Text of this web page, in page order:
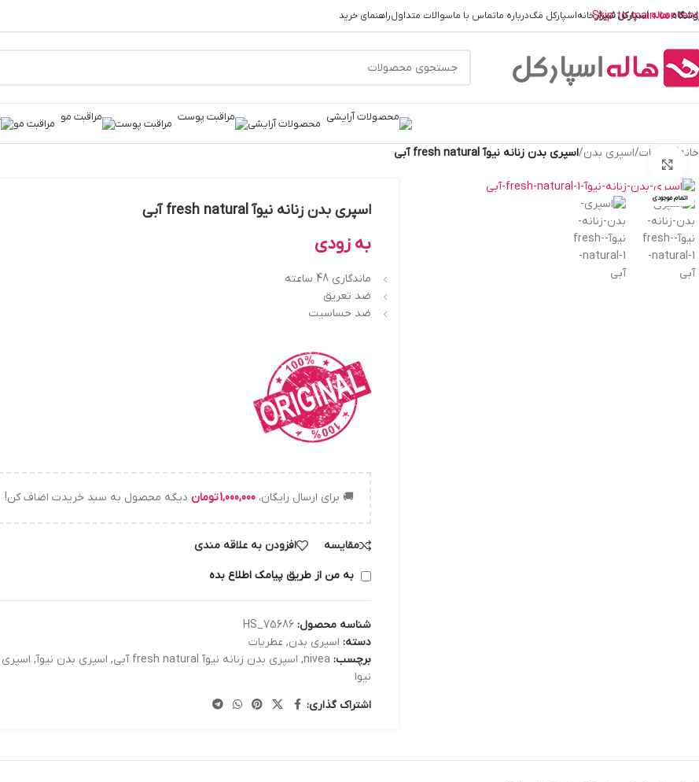
Skip to main content
هالهاسپارکلشیرازخانهاسپارکل مَگدرباره ماتماس با ماسوالات متداولراهنمای خرید
محصولات آرایشی مراقبت پوست مراقبت مو
خانه / عطریات/اسپري بدن/اسپری بدن زنانه نیوآ fresh natural آبی
اتمام موجودی
اسپری بدن زنانه نیوآ fresh natural آبی
به زودی
ماندگاری 48 ساعته
ضد تعریق
ضد حساسیت
🚚 برای ارسال رایگان، 1,000,000توماندیگه محصول به سبد خریدت اضاف کن!
مقایسه افزودن به علاقه مندی
به من از طریق پیامک اطلاع بده
شناسه محصول: HS_75686
دسته: اسپري بدن, عطریات
برچسب: nivea
, اسپری بدن زنانه نیوآ fresh natural آبی , اسپری بدن نیوآ, اسپری
نیوا
اشتراک گذاری: